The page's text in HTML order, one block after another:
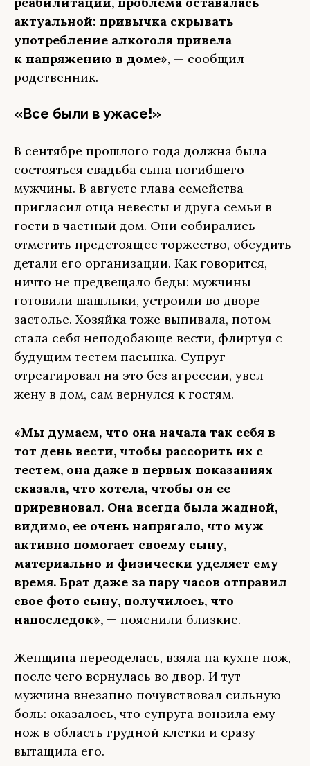
актуальной: привычка скрывать
употребление алкоголя привела
к напряжению в доме», — сообщил
родственник.
«Все были в ужасе!»
В сентябре прошлого года должна была
состояться свадьба сына погибшего
мужчины. В августе глава семейства
пригласил отца невесты и друга семьи в
гости в частный дом. Они собирались
отметить предстоящее торжество, обсудить
детали его организации. Как говорится,
ничто не предвещало беды: мужчины
готовили шашлыки, устроили во дворе
застолье. Хозяйка тоже выпивала, потом
стала себя неподобающе вести, флиртуя с
будущим тестем пасынка. Супруг
отреагировал на это без агрессии, увел
жену в дом, сам вернулся к гостям.
«Мы думаем, что она начала так себя в
тот день вести, чтобы рассорить их с
тестем, она даже в первых показаниях
сказала, что хотела, чтобы он ее
приревновал. Она всегда была жадной,
видимо, ее очень напрягало, что муж
активно помогает своему сыну,
материально и физически уделяет ему
время. Брат даже за пару часов отправил
свое фото сыну, получилось, что
напоследок», — пояснили близкие.
Женщина переоделась, взяла на кухне нож,
после чего вернулась во двор. И тут
мужчина внезапно почувствовал сильную
боль: оказалось, что супруга вонзила ему
нож в область грудной клетки и сразу
вытащила его.